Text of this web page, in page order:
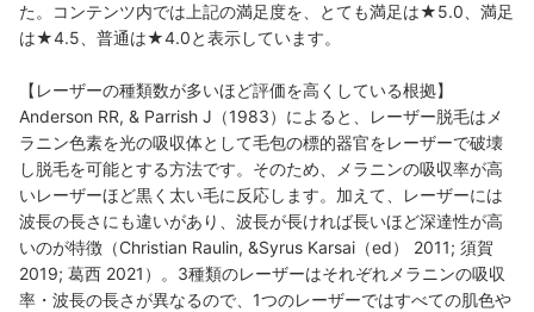
た。コンテンツ内では上記の満足度を、とても満足は★5.0、満足
は★4.5、普通は★4.0と表示しています。
【レーザーの種類数が多いほど評価を高くしている根拠】
Anderson RR, & Parrish J（1983）によると、レーザー脱毛はメ
ラニン色素を光の吸収体として毛包の標的器官をレーザーで破壊
し脱毛を可能とする方法です。そのため、メラニンの吸収率が高
いレーザーほど黒く太い毛に反応します。加えて、レーザーには
波長の長さにも違いがあり、波長が長ければ長いほど深達性が高
いのが特徴（Christian Raulin, &Syrus Karsai（ed） 2011; 須賀
2019; 葛西 2021）。3種類のレーザーはそれぞれメラニンの吸収
率・波長の長さが異なるので、1つのレーザーではすべての肌色や